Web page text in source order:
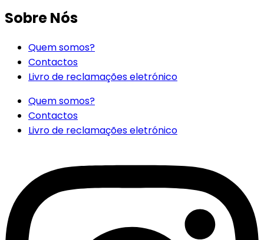
Sobre Nós
Quem somos?
Contactos
Livro de reclamações eletrónico
Quem somos?
Contactos
Livro de reclamações eletrónico